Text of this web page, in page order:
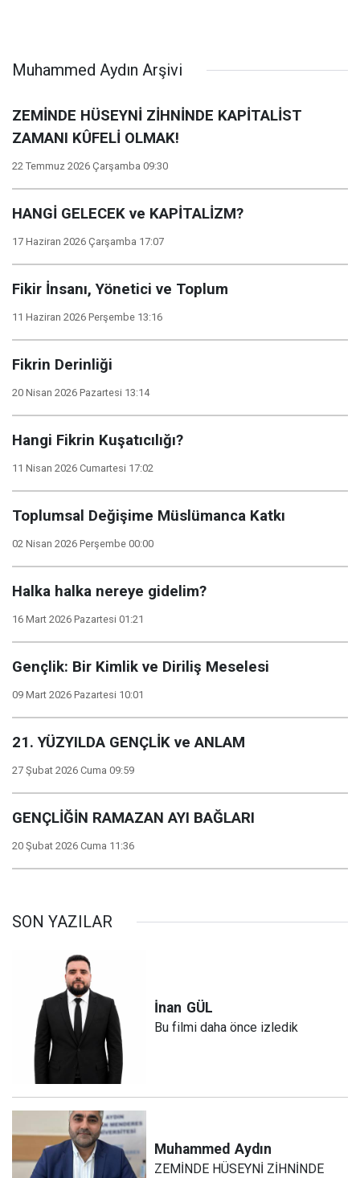
Muhammed Aydın Arşivi
ZEMİNDE HÜSEYNİ ZİHNİNDE KAPİTALİST
ZAMANI KÛFELİ OLMAK!
22 Temmuz 2026 Çarşamba 09:30
HANGİ GELECEK ve KAPİTALİZM?
17 Haziran 2026 Çarşamba 17:07
Fikir İnsanı, Yönetici ve Toplum
11 Haziran 2026 Perşembe 13:16
Fikrin Derinliği
20 Nisan 2026 Pazartesi 13:14
Hangi Fikrin Kuşatıcılığı?
11 Nisan 2026 Cumartesi 17:02
Toplumsal Değişime Müslümanca Katkı
02 Nisan 2026 Perşembe 00:00
Halka halka nereye gidelim?
16 Mart 2026 Pazartesi 01:21
Gençlik: Bir Kimlik ve Diriliş Meselesi
09 Mart 2026 Pazartesi 10:01
21. YÜZYILDA GENÇLİK ve ANLAM
27 Şubat 2026 Cuma 09:59
GENÇLİĞİN RAMAZAN AYI BAĞLARI
20 Şubat 2026 Cuma 11:36
SON YAZILAR
İnan GÜL
Bu filmi daha önce izledik
Muhammed Aydın
ZEMİNDE HÜSEYNİ ZİHNİNDE